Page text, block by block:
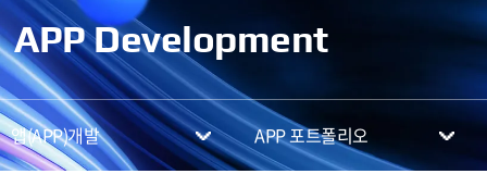
APP Development
앱(APP)개발 APP 포트폴리오